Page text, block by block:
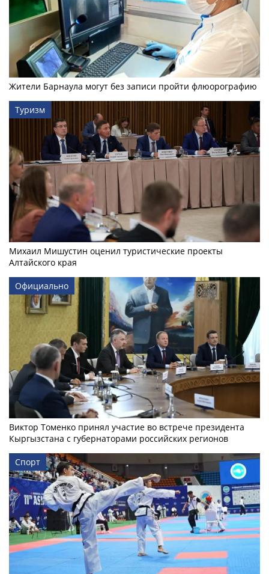
Жители Барнаула могут без записи пройти флюорографию
Туризм
Михаил Мишустин оценил туристические проекты
Алтайского края
Официально
Виктор Томенко принял участие во встрече президента
Кыргызстана с губернаторами российских регионов
Спорт